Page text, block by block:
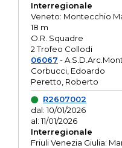
Interregionale
Veneto: Montecchio
18 m
O.R. Squadre
2 Trofeo Collodi
06067 -
Corbucci, Edoardo
Peretto, Roberto
R2607002
dal: 10/01/2026
al: 11/01/2026
Interregionale
Friuli Venezia Giulia: